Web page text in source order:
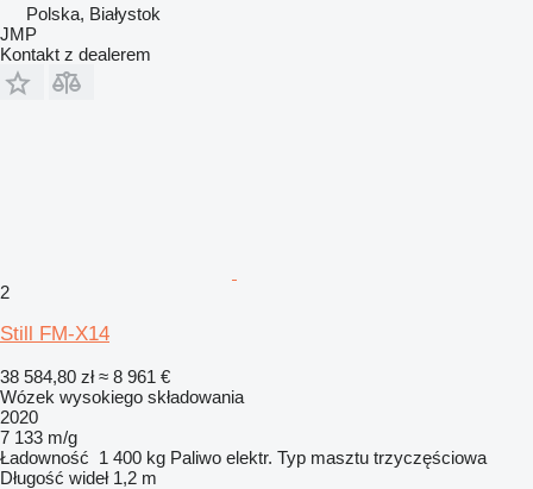
Polska, Białystok
JMP
Kontakt z dealerem
2
Still FM-X14
38 584,80 zł ≈ 8 961 €
Wózek wysokiego składowania
2020
7 133 m/g
Ładowność 1 400 kg Paliwo elektr. Typ masztu trzyczęściowa
Długość wideł 1,2 m